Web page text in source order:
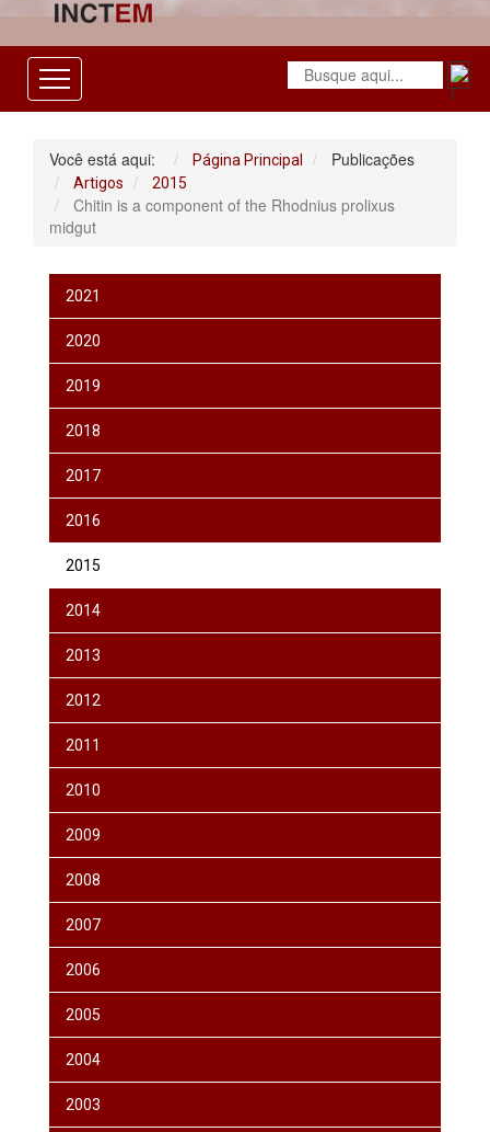
Você está aqui: Página Principal Publicações
Artigos 2015
Chitin is a component of the Rhodnius prolixus
midgut
2021
2020
2019
2018
2017
2016
2015
2014
2013
2012
2011
2010
2009
2008
2007
2006
2005
2004
2003